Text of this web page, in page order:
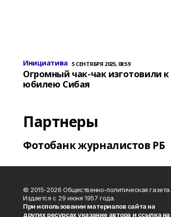
Инициатива 5 СЕНТЯБРЯ 2025, 08:59
Огромный чак-чак изготовили к
юбилею Сибая
Партнеры
Фотобанк журналистов РБ
© 2015-2026 Общественно-политическая газета.
Издается с 29 июня 1957 года.
При использовании материалов сайта на
других ресурсах указание автора и ссылка на